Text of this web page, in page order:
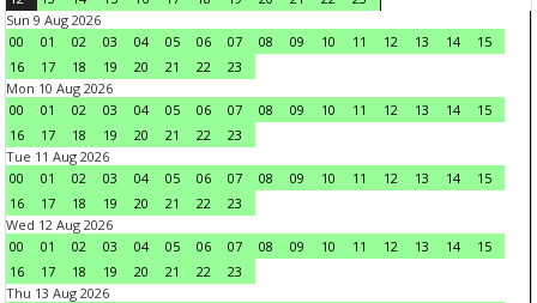
Sun 9 Aug 2026
00
01 02 03 04 05 06 07 08 09 10 11 12 13 14
15
16
17 18 19 20 21 22
23
Mon 10 Aug 2026
00
01 02 03 04 05 06 07 08 09 10 11 12 13 14
15
16
17 18 19 20 21 22
23
Tue 11 Aug 2026
00
01 02 03 04 05 06 07 08 09 10 11 12 13 14
15
16
17 18 19 20 21 22
23
Wed 12 Aug 2026
00
01 02 03 04 05 06 07 08 09 10 11 12 13 14
15
16
17 18 19 20 21 22
23
Thu 13 Aug 2026